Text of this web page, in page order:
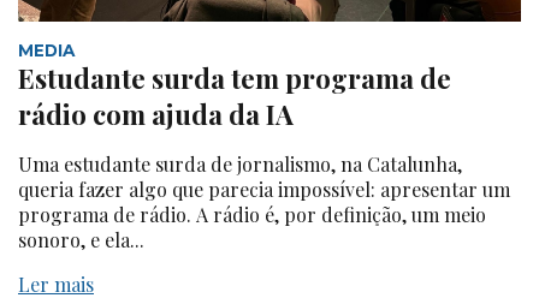
MEDIA
Estudante surda tem programa de
rádio com ajuda da IA
Uma estudante surda de jornalismo, na Catalunha,
queria fazer algo que parecia impossível: apresentar um
programa de rádio. A rádio é, por definição, um meio
sonoro, e ela...
Ler mais